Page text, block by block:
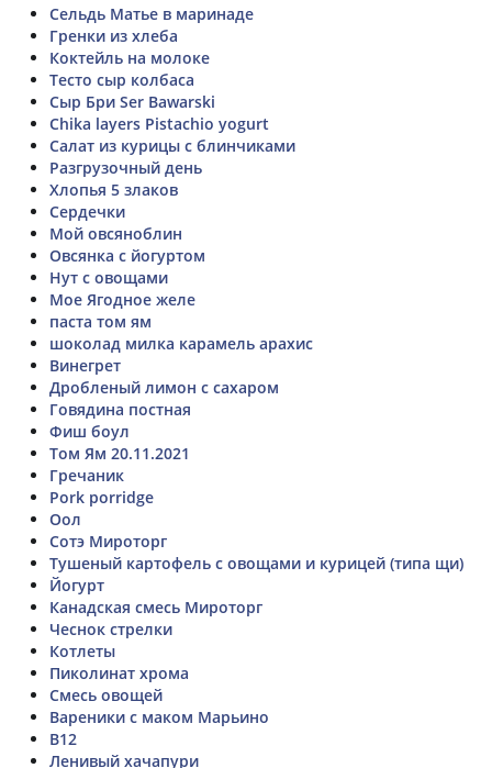
Сельдь Матье в маринаде
Гренки из хлеба
Коктейль на молоке
Тесто сыр колбаса
Сыр Бри Ser Bawarski
Chika layers Pistachio yogurt
Салат из курицы с блинчиками
Разгрузочный день
Хлопья 5 злаков
Сердечки
Мой овсяноблин
Овсянка с йогуртом
Нут с овощами
Мое Ягодное желе
паста том ям
шоколад милка карамель арахис
Винегрет
Дробленый лимон с сахаром
Говядина постная
Фиш боул
Том Ям 20.11.2021
Гречаник
Pork porridge
Оол
Сотэ Мироторг
Тушеный картофель с овощами и курицей (типа щи)
Йогурт
Канадская смесь Мироторг
Чеснок стрелки
Котлеты
Пиколинат хрома
Смесь овощей
Вареники с маком Марьино
В12
Ленивый хачапури